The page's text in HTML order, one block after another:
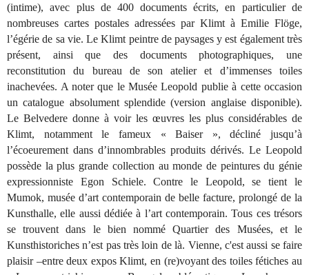
(intime), avec plus de 400 documents écrits, en particulier de
nombreuses cartes postales adressées par Klimt à Emilie Flöge,
l’égérie de sa vie. Le Klimt peintre de paysages y est également très
présent, ainsi que des documents photographiques, une
reconstitution du bureau de son atelier et d’immenses toiles
inachevées. A noter que le Musée Leopold publie à cette occasion
un catalogue absolument splendide (version anglaise disponible).
Le Belvedere donne à voir les œuvres les plus considérables de
Klimt, notamment le fameux « Baiser », décliné jusqu’à
l’écoeurement dans d’innombrables produits dérivés. Le Leopold
possède la plus grande collection au monde de peintures du génie
expressionniste Egon Schiele. Contre le Leopold, se tient le
Mumok, musée d’art contemporain de belle facture, prolongé de la
Kunsthalle, elle aussi dédiée à l’art contemporain. Tous ces trésors
se trouvent dans le bien nommé Quartier des Musées, et le
Kunsthistoriches n’est pas très loin de là. Vienne, c'est aussi se faire
plaisir –entre deux expos Klimt, en (re)voyant des toiles fétiches au